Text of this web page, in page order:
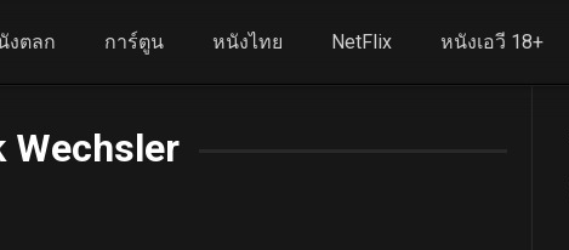
งตลก การ์ตูน หนังไทย NetFlix หนังเอวี 18+
Wechsler